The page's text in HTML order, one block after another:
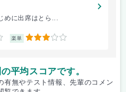
めに出席はとら...
楽単 3
平均スコアです。
有無やテスト情報、先輩のコメン